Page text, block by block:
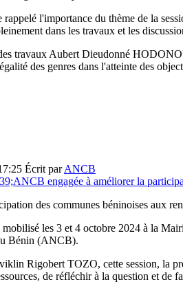
l'importance du thème de la
dans les travaux et les
travaux Aubert Dieudonné
des genres dans l'atteinte des
Écrit parANCB
des communes béninoises aux
les 3 et 4 octobre 2024 à la
Bénin (ANCB).
Rigobert TOZO, cette session, la
de réfléchir à la question et